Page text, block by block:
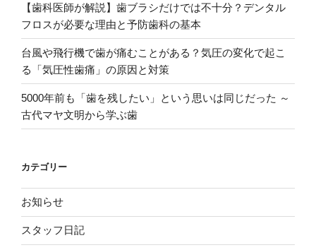
し
歯
リ
ス
ク、
取
方
【歯科医師が解説】歯ブラシだけでは不十分？デンタル
フロスが必要な理由と予防歯科の基本
台風や飛行機で歯が痛むことがある？気圧の変化で起こ
る「気圧性歯痛」の原因と対策
5000年前も「歯を残したい」という思いは同じだった ～
古代マヤ文明から学ぶ歯
カテゴリー
お知らせ
スタッフ日記